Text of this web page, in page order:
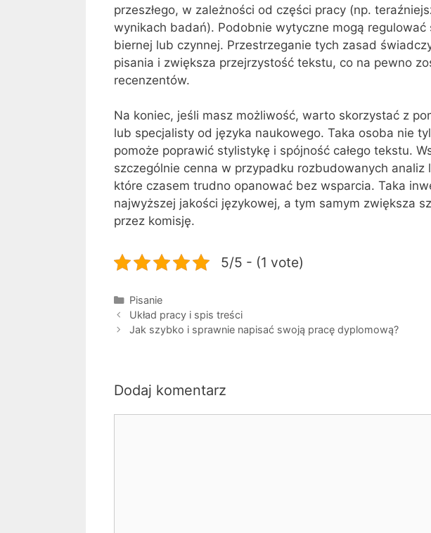
przeszłego, w zależności od części pracy (np.
wynikach badań). Podobnie wytyczne mogą
biernej lub czynnej. Przestrzeganie tych zasad
pisania i zwiększa przejrzystość tekstu, co na pewno
recenzentów.
Na koniec, jeśli masz możliwość, warto skorzystać z
lub specjalisty od języka naukowego. Taka osoba nie
pomoże poprawić stylistykę i spójność całego tekstu.
szczególnie cenna w przypadku rozbudowanych analiz
które czasem trudno opanować bez wsparcia. Taka
najwyższej jakości językowej, a tym samym zwiększa
przez komisję.
5/5 - (1 vote)
Kategorie
Pisanie
Układ pracy i spis treści
Jak szybko i sprawnie napisać swoją pracę dyplomową?
Dodaj komentarz